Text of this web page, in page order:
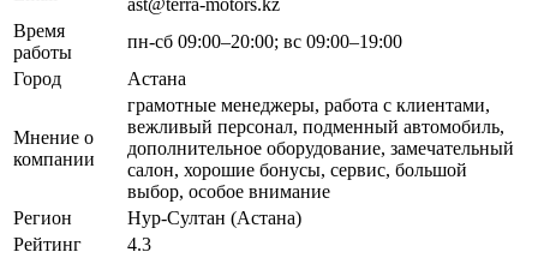
Время
работы
пн-сб 09:00–20:00; вс 09:00–19:00
Город
Астана
Мнение о
компании
грамотные менеджеры, работа с клиентами,
вежливый персонал, подменный автомобиль,
дополнительное оборудование, замечательный
салон, хорошие бонусы, сервис, большой
выбор, особое внимание
Регион
Нур-Султан (Астана)
Рейтинг
4.3